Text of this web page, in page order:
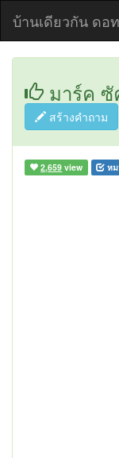
บ้านเดียวกัน ดอ
มาร์ค ซั
สร้างคำถาม
2,659 view หม